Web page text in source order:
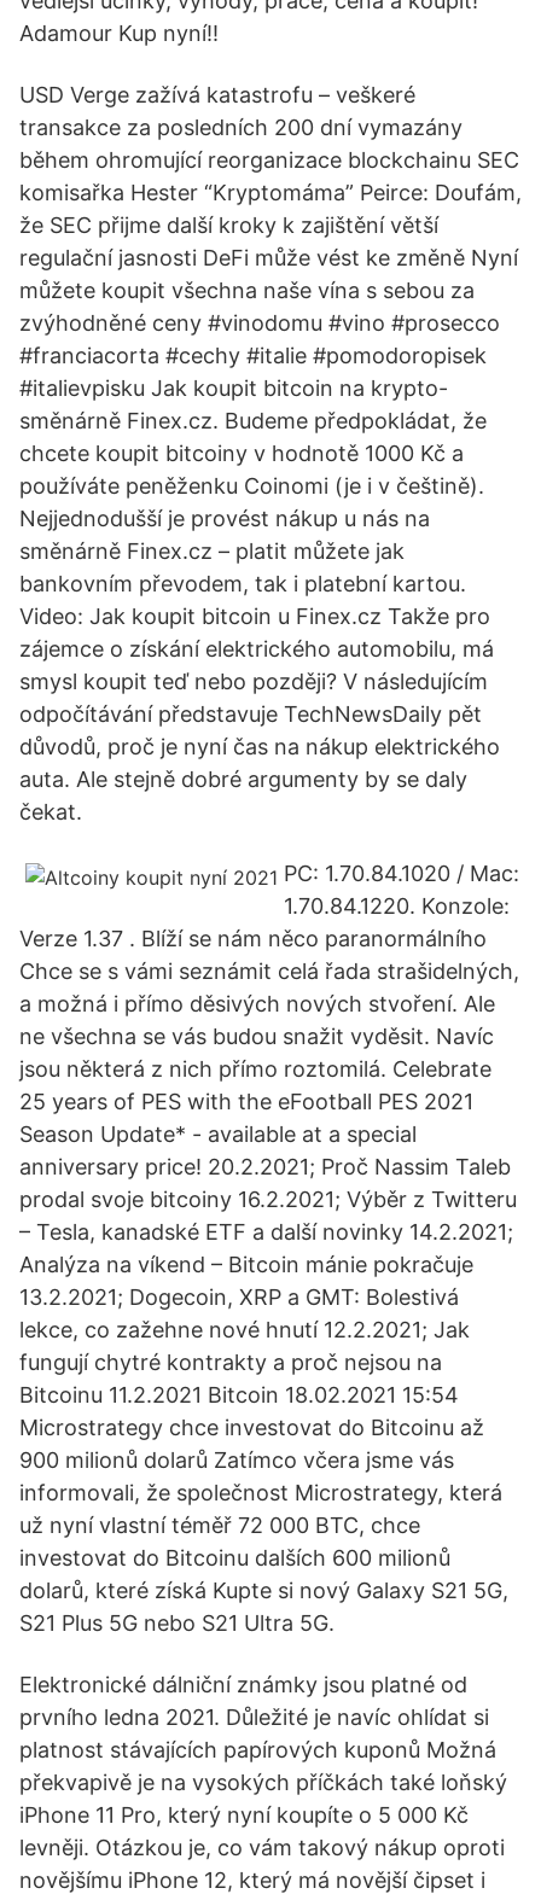
Adamour Kup nyní!!
USD Verge zažívá katastrofu – veškeré
transakce za posledních 200 dní vymazány
během ohromující reorganizace blockchainu SEC
komisařka Hester “Kryptomáma” Peirce: Doufám,
že SEC přijme další kroky k zajištění větší
regulační jasnosti DeFi může vést ke změně Nyní
můžete koupit všechna naše vína s sebou za
zvýhodněné ceny #vinodomu #vino #prosecco
#franciacorta #cechy #italie #pomodoropisek
#italievpisku Jak koupit bitcoin na krypto-
směnárně Finex.cz. Budeme předpokládat, že
chcete koupit bitcoiny v hodnotě 1000 Kč a
používáte peněženku Coinomi (je i v češtině).
Nejjednodušší je provést nákup u nás na
směnárně Finex.cz – platit můžete jak
bankovním převodem, tak i platební kartou.
Video: Jak koupit bitcoin u Finex.cz Takže pro
zájemce o získání elektrického automobilu, má
smysl koupit teď nebo později? V následujícím
odpočítávání představuje TechNewsDaily pět
důvodů, proč je nyní čas na nákup elektrického
auta. Ale stejně dobré argumenty by se daly
čekat.
PC: 1.70.84.1020 / Mac:
1.70.84.1220. Konzole:
Verze 1.37 . Blíží se nám něco paranormálního
Chce se s vámi seznámit celá řada strašidelných,
a možná i přímo děsivých nových stvoření. Ale
ne všechna se vás budou snažit vyděsit. Navíc
jsou některá z nich přímo roztomilá. Celebrate
25 years of PES with the eFootball PES 2021
Season Update* - available at a special
anniversary price! 20.2.2021; Proč Nassim Taleb
prodal svoje bitcoiny 16.2.2021; Výběr z Twitteru
– Tesla, kanadské ETF a další novinky 14.2.2021;
Analýza na víkend – Bitcoin mánie pokračuje
13.2.2021; Dogecoin, XRP a GMT: Bolestivá
lekce, co zažehne nové hnutí 12.2.2021; Jak
fungují chytré kontrakty a proč nejsou na
Bitcoinu 11.2.2021 Bitcoin 18.02.2021 15:54
Microstrategy chce investovat do Bitcoinu až
900 milionů dolarů Zatímco včera jsme vás
informovali, že společnost Microstrategy, která
už nyní vlastní téměř 72 000 BTC, chce
investovat do Bitcoinu dalších 600 milionů
dolarů, které získá Kupte si nový Galaxy S21 5G,
S21 Plus 5G nebo S21 Ultra 5G.
Elektronické dálniční známky jsou platné od
prvního ledna 2021. Důležité je navíc ohlídat si
platnost stávajících papírových kuponů Možná
překvapivě je na vysokých příčkách také loňský
iPhone 11 Pro, který nyní koupíte o 5 000 Kč
levněji. Otázkou je, co vám takový nákup oproti
novějšímu iPhone 12, který má novější čipset i